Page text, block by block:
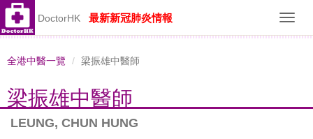
DoctorHK 最新新冠肺炎情報
全港中醫一覽 梁振雄中醫師
梁振雄中醫師
LEUNG, CHUN HUNG